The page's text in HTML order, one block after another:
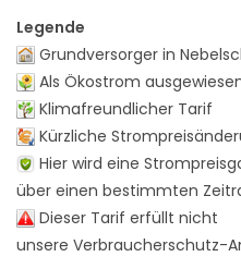
Legende
Grundversorger in
Als Ökostrom
Klimafreundlicher Tarif
Kürzliche
Hier wird eine
über einen bestimmten
Dieser Tarif erfüllt nicht
unsere Verbraucherschutz-